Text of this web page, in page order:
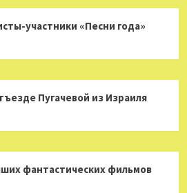
участники «Песни года»
Пугачевой из Израиля
фантастических фильмов